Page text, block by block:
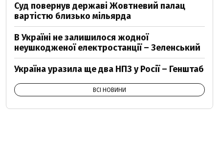
Суд повернув державі Жовтневий палац
вартістю близько мільярда
В Україні не залишилося жодної
неушкодженої електростанції – Зеленський
Україна уразила ще два НПЗ у Росії – Генштаб
ВСІ НОВИНИ